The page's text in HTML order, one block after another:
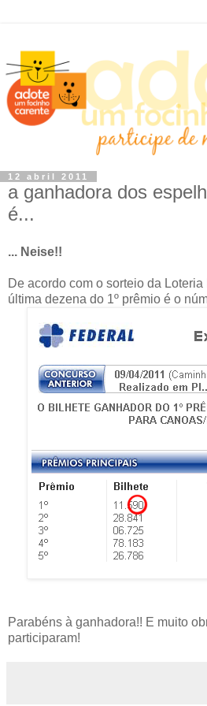
12 abril 2011
a ganhadora dos
é...
... Neise!!
De acordo com o sorteio da
última dezena do 1º prêmio é o
Parabéns à ganhadora!! E muito
participaram!